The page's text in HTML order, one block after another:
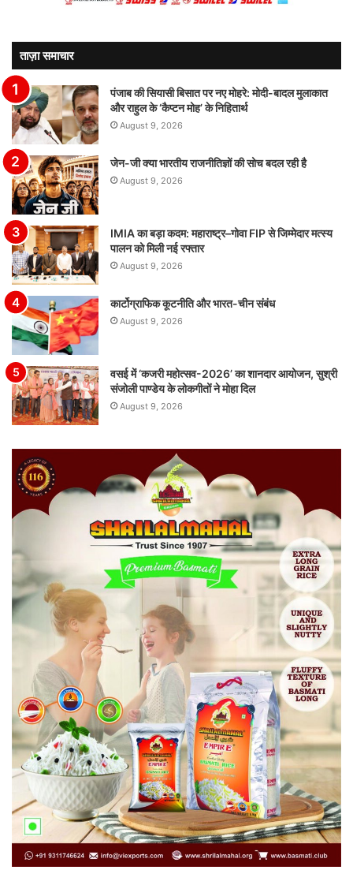
ताज़ा समाचार
पंजाब की सियासी बिसात पर नए मोहरे: मोदी-बादल मुलाकात
और राहुल के ‘कैप्टन मोह’ के निहितार्थ
August 9, 2026
जेन-जी क्या भारतीय राजनीतिज्ञों की सोच बदल रही है
August 9, 2026
IMIA का बड़ा कदम: महाराष्ट्र–गोवा FIP से जिम्मेदार मत्स्य
पालन को मिली नई रफ्तार
August 9, 2026
कार्टोग्राफिक कूटनीति और भारत-चीन संबंध
August 9, 2026
वसई में ‘कजरी महोत्सव-2026’ का शानदार आयोजन, सुश्री
संजोली पाण्डेय के लोकगीतों ने मोहा दिल
August 9, 2026